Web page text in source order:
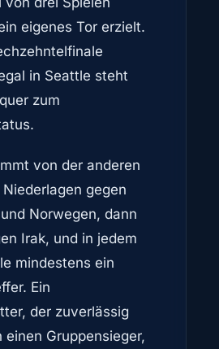
eigenes Tor erzielt.
in Seattle steht
zum
von der anderen
gegen
Norwegen, dann
Irak, und in jedem
mindestens ein
Ein
der zuverlässig
einen Gruppensieger,